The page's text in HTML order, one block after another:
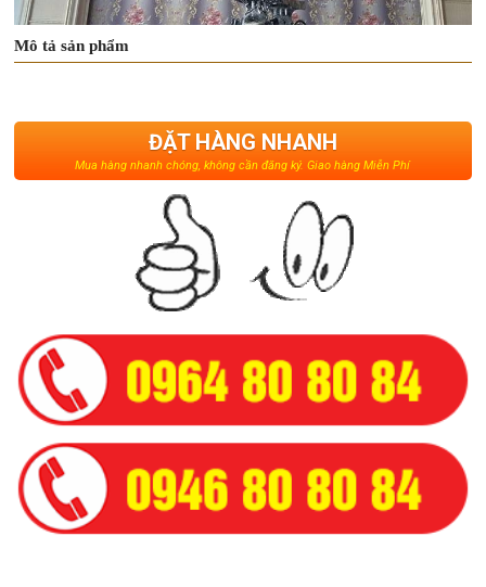
Mô tả sản phẩm
ĐẶT HÀNG NHANH
Mua hàng nhanh chóng, không cần đăng ký. Giao hàng Miễn Phí